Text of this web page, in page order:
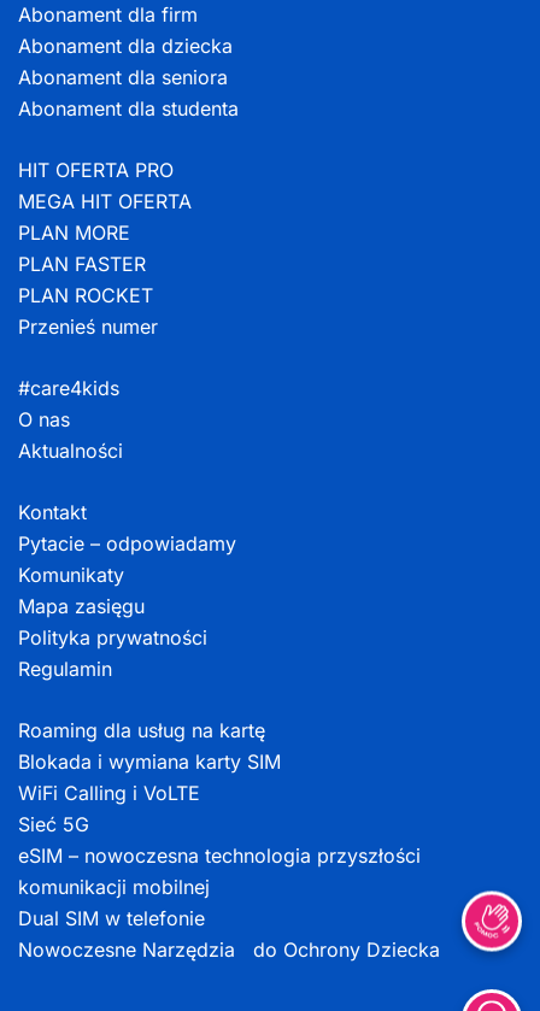
Abonament dla firm
Abonament dla dziecka
Abonament dla seniora
Abonament dla studenta
HIT OFERTA PRO
MEGA HIT OFERTA
PLAN MORE
PLAN FASTER
PLAN ROCKET
Przenieś numer
#care4kids
O nas
Aktualności
Kontakt
Pytacie – odpowiadamy
Komunikaty
Mapa zasięgu
Polityka prywatności
Regulamin
Roaming dla usług na kartę
Blokada i wymiana karty SIM
WiFi Calling i VoLTE
Sieć 5G
eSIM – nowoczesna technologia przyszłości
komunikacji mobilnej
Dual SIM w telefonie
Nowoczesne Narzędzia do Ochrony Dziecka